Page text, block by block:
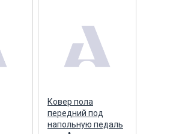
Ковер пола
передний под
напольную педаль